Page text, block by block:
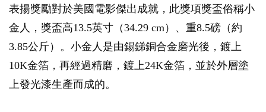
表揚獎勵對於美國電影傑出成就，此獎項獎盃俗稱小
金人，獎盃高13.5英寸（34.29 cm）、重8.5磅（約
3.85公斤）。小金人是由錫銻銅合金磨光後，鍍上
10K金箔，再經過精磨，鍍上24K金箔，並於外層塗
上發光漆生產而成的。